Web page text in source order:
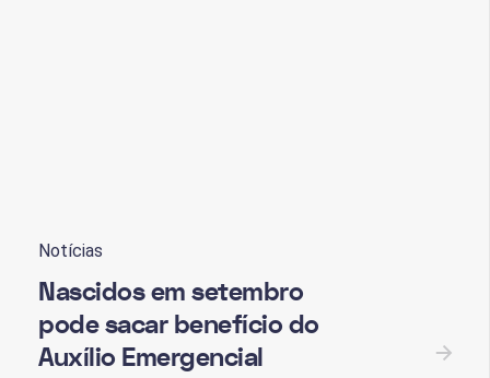
Notícias
Nascidos em setembro
pode sacar benefício do
Auxílio Emergencial